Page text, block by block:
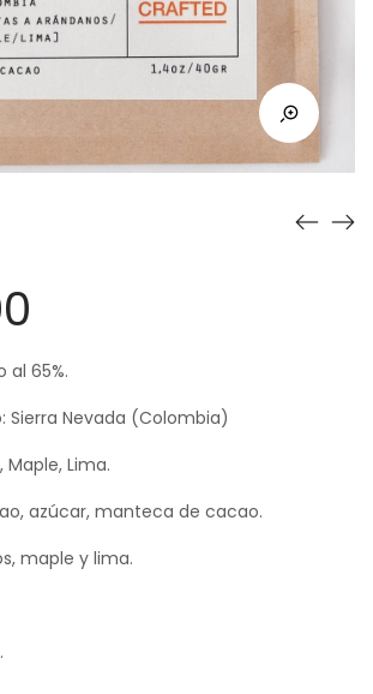
al 65%.
Sierra Nevada (Colombia)
Maple, Lima.
azúcar, manteca de cacao.
maple y lima.